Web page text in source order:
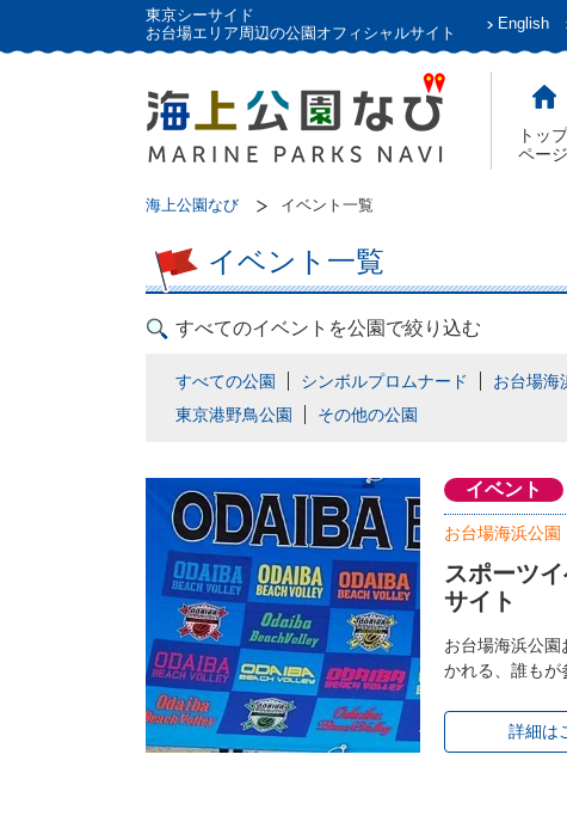
東京シーサイド
お台場エリア周辺の公園オフィシャルサイト
English
トップ
ページ
海上公園なび イベント一覧
イベント一覧
すべてのイベントを公園で絞り込む
すべての公園 シンボルプロムナード お台場海
東京港野鳥公園
その他の公園
イベント
お台場海浜公園
スポーツ
サイト
お台場海浜公
かれる、誰もが
詳細は